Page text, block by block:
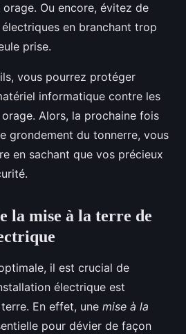
Ou encore, évitez de
en branchant trop
prise.
vous pourrez protéger
informatique contre les
Alors, la prochaine fois
grondement du tonnerre, vous
en sachant que vos précieux
la mise à la terre de
il est crucial de
électrique est
En effet, une mise à la
pour dévier de façon